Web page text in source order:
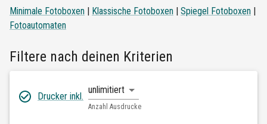
Minimale Fotoboxen | Klassische Fotoboxen | Spiegel Fotoboxen |
Fotoautomaten
Filtere nach deinen Kriterien
Drucker inkl.
unlimitiert
Anzahl Ausdrucke